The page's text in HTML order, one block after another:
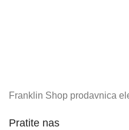
Franklin Shop prodavnica
Pratite nas